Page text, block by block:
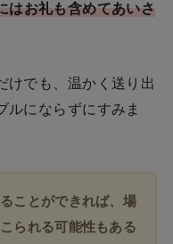
はお礼も含めてあいさ
けでも、温かく送り出
ルにならずにすみま
ことができれば、場
られる可能性もある